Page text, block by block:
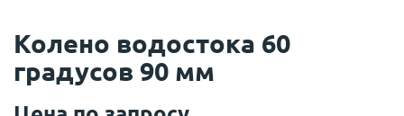
Колено водостока 60
градусов 90 мм